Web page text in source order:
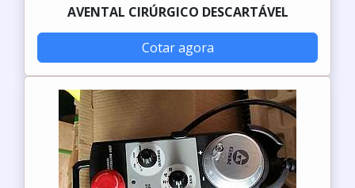
AVENTAL CIRÚRGICO DESCARTÁVEL
Cotar agora